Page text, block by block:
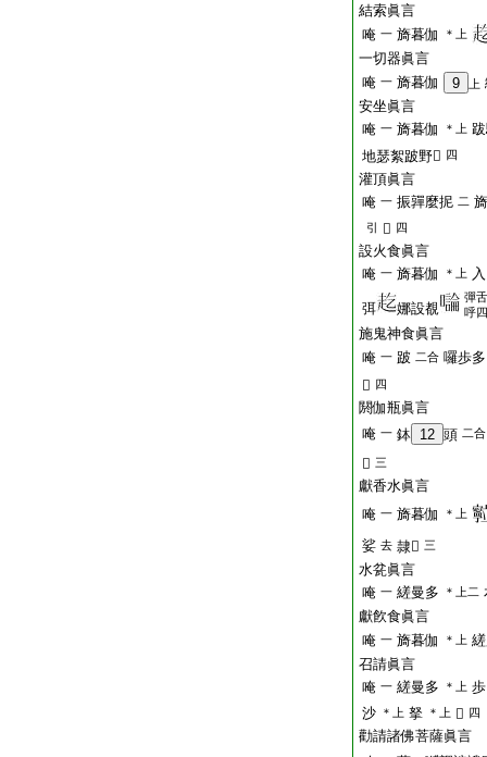
結索眞言
唵 一 旖暮伽 ＊上
一切器眞言
唵 一 旖暮伽 9 上
安坐眞言
唵 一 旖暮伽 ＊上
地瑟絮跛野𤙖 四
灌頂眞言
唵 一 振嚲麼抳 二
引 𤙖 四
設火食眞言
唵 一 旖暮伽 ＊上
弭 娜設覩
彈舌
呼四
施鬼神食眞言
唵 一 跛 二合 囉歩多
𤙖 四
閼伽瓶眞言
唵 一 鉢 12 頭 二合
𤙖 三
獻香水眞言
唵 一 旖暮伽 ＊上
娑 去 隷𤙖 三
水瓫眞言
唵 一 縒曼多 ＊上二
獻飮食眞言
唵 一 旖暮伽 ＊上
召請眞言
唵 一 縒曼多 ＊上
沙 ＊上 拏 ＊上 𤙖 四
勸請諸佛菩薩眞言